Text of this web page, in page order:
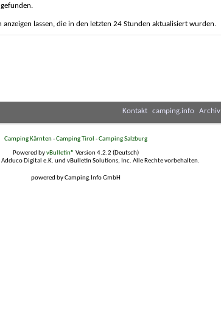
anzeigen lassen, die in den letzten 24 Stunden aktualisiert wurden.
Kontakt camping.info Archiv
Camping Kärnten-Camping Tirol -Camping Salzburg
Powered byvBulletin® Version 4.2.2 (Deutsch)
Digital e.K. und vBulletin Solutions, Inc. Alle Rechte vorbehalten.
powered by Camping.Info GmbH